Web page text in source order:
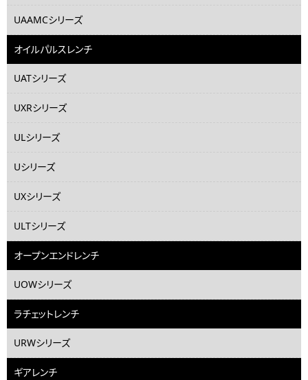
UAAMCシリーズ
オイルパルスレンチ
UATシリーズ
UXRシリーズ
ULシリーズ
Uシリーズ
UXシリーズ
ULTシリーズ
オープンエンドレンチ
UOWシリーズ
ラチェットレンチ
URWシリーズ
ギアレンチ